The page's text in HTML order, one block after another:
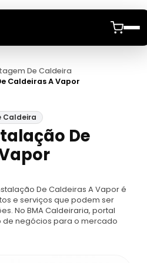
Caldeiras
Caldeiras
De Caldeira
Caldeiras A Vapor
Caldeira
De
De Caldeiras A Vapor é
e serviços que podem ser
No BMA Caldeiraria, portal
negócios para o mercado